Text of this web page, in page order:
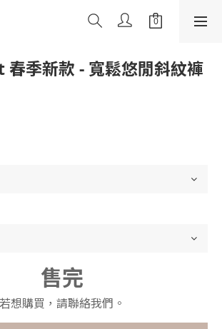
季新款 - 寬鬆悠閒斜紋褲
售完
若想購買，請聯絡我們。